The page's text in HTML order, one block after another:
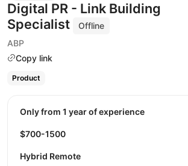
Digital PR - Link Building
Specialist
Offline
ABP
Copy link
Product
Only from 1 year of experience
$700-1500
Hybrid Remote